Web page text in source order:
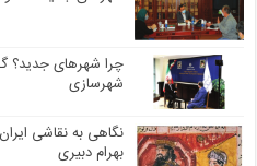
چرا شهرهای جدید؟
شهرسازی
نگاهی به نقاشی
بهرام دبیری